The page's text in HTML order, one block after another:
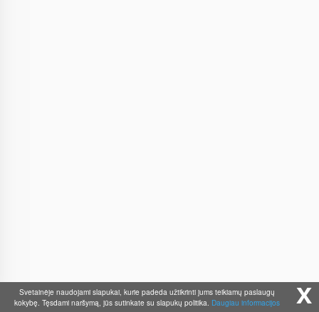
x
Svetainėje naudojami slapukai, kurie padeda užtikrinti jums teikiamų paslaugų
kokybę. Tęsdami naršymą, jūs sutinkate su slapukų politika. Daugiau informacijos